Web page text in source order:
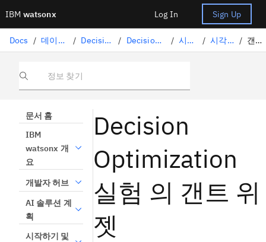
IBM watsonx Log In Sign Up
Docs / 데이터 과학 솔루션 / Decision Optimization / Decision Optimization 실험 / 시각화 보기 / 시각화 위젯 구문 / 갠트 위젯
정보 찾기
문서 홈
IBM
watsonx 개
요
개발자 허브
AI 솔루션 계
획
시작하기 및
Decision
Optimization
실험 의 갠트 위
젯